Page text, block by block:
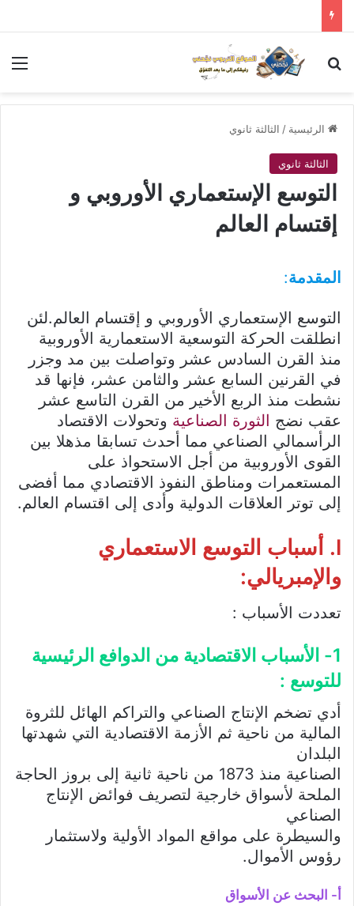
بحث عن
الرئيسية / الثالثة ثانوي
الثالثة ثانوي
التوسع الإستعماري الأوروبي و
إقتسام العالم
المقدمة:
التوسع الإستعماري الأوروبي و إقتسام العالم.لئن
انطلقت الحركة التوسعية الاستعمارية الأوروبية
منذ القرن السادس عشر وتواصلت بين مد وجزر
في القرنين السابع عشر والثامن عشر، فإنها قد
نشطت منذ الربع الأخير من القرن التاسع عشر
عقب نضج الثورة الصناعية وتحولات الاقتصاد
الرأسمالي الصناعي مما أحدث تسابقا مذهلا بين
القوى الأوروبية من أجل الاستحواذ على
المستعمرات ومناطق النفوذ الاقتصادي مما أفضى
إلى توتر العلاقات الدولية وأدى إلى اقتسام العالم.
I. أسباب التوسع الاستعماري
والإمبريالي:
تعددت الأسباب :
1- الأسباب الاقتصادية من الدوافع الرئيسية
للتوسع :
أدي تضخم الإنتاج الصناعي والتراكم الهائل للثروة
المالية من ناحية ثم الأزمة الاقتصادية التي شهدتها
البلدان
الصناعية منذ 1873 من ناحية ثانية إلى بروز الحاجة
الملحة لأسواق خارجية لتصريف فوائض الإنتاج
الصناعي
والسيطرة على مواقع المواد الأولية ولاستثمار
رؤوس الأموال.
أ- البحث عن الأسواق